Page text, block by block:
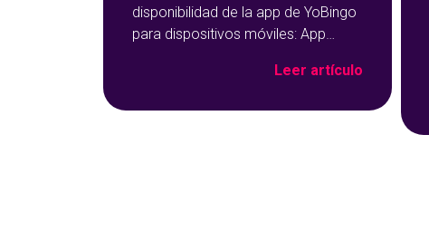
disponibilidad de la app de YoBingo
para dispositivos móviles: App
azul con detalles geométricos.
Leer artículo